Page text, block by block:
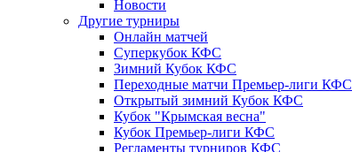
Новости
Другие турниры
Онлайн матчей
Суперкубок КФС
Зимний Кубок КФС
Переходные матчи Премьер-лиги КФС
Открытый зимний Кубок КФС
Кубок "Крымская весна"
Кубок Премьер-лиги КФС
Регламенты турниров КФС